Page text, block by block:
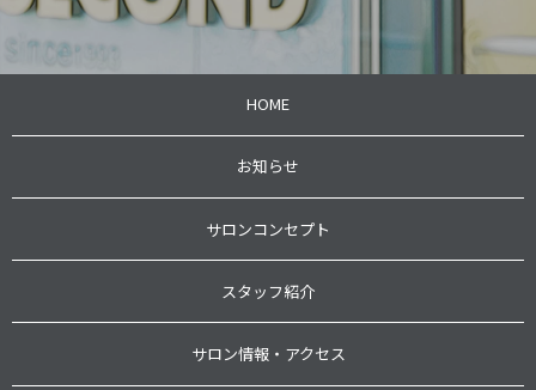
HOME
お知らせ
サロンコンセプト
スタッフ紹介
サロン情報・アクセス